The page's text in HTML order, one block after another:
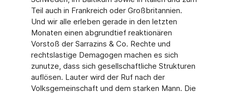
Teil auch in Frankreich oder Großbritannien.
Und wir alle erleben gerade in den letzten
Monaten einen abgrundtief reaktionären
Vorstoß der Sarrazins & Co. Rechte und
rechtslastige Demagogen machen es sich
zunutze, dass sich gesellschaftliche Strukturen
auflösen. Lauter wird der Ruf nach der
Volksgemeinschaft und dem starken Mann. Die